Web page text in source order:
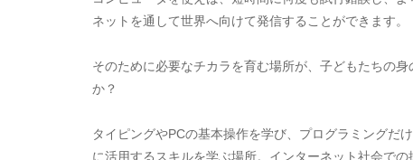
ネットを通して世界へ向けて発信することができます。
そのために必要なチカラを育む場所が、子どもたちの
か？
タイピングやPCの基本操作を学び、プログラミングだ
に活用するスキルを学ぶ場所。インターネット社会で